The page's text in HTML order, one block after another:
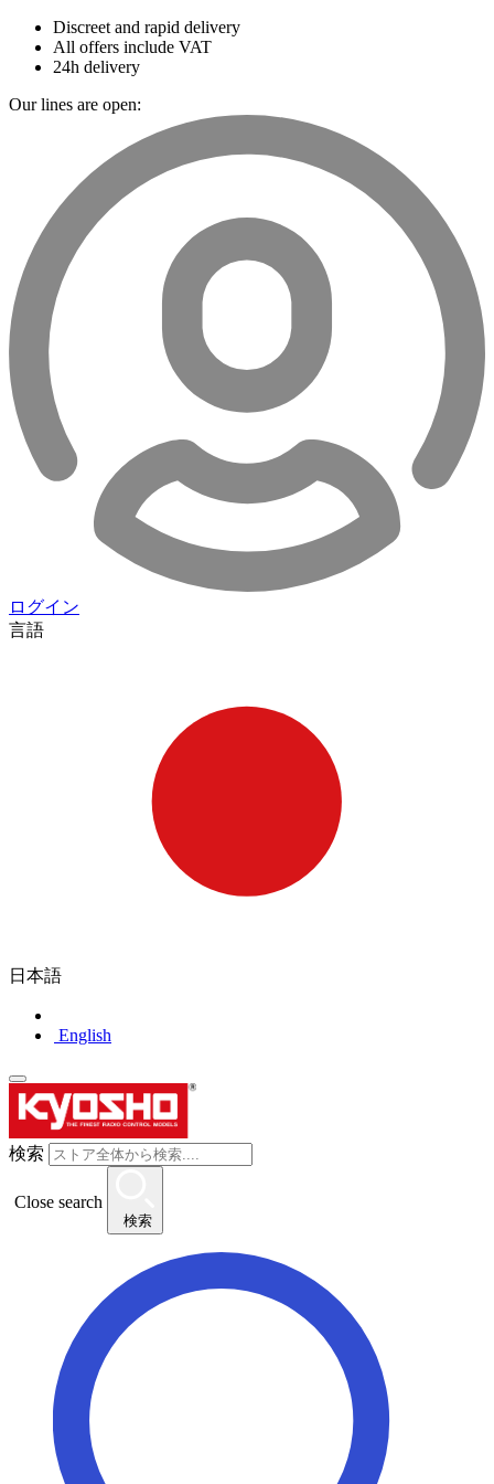
Discreet and rapid delivery
All offers include VAT
24h delivery
Our lines are open:
ログイン
言語
日本語
English
検索
Close search
検索